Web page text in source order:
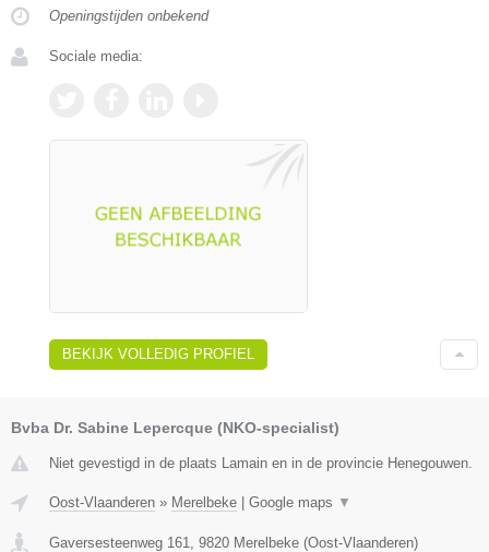
Openingstijden onbekend
Sociale media:
BEKIJK VOLLEDIG PROFIEL
Bvba Dr. Sabine Lepercque (NKO-specialist)
Niet gevestigd in de plaats Lamain en in de provincie Henegouwen.
Oost-Vlaanderen » Merelbeke Google maps ▼
Gaversesteenweg 161 9820 Merelbeke (Oost-Vlaanderen)